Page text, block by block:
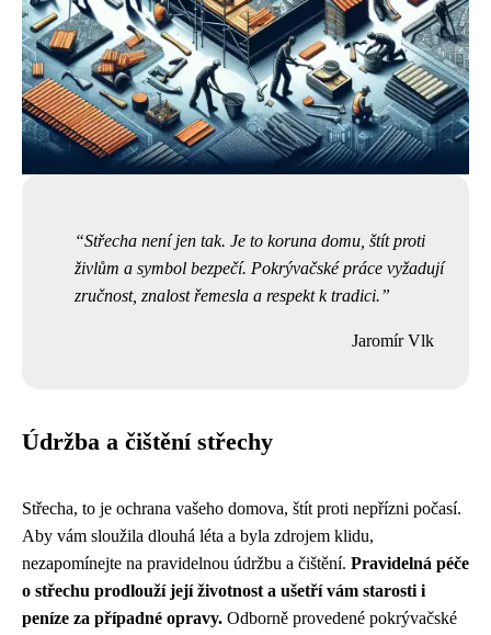
Střecha není jen tak. Je to koruna domu, štít proti
živlům a symbol bezpečí. Pokrývačské práce vyžadují
zručnost, znalost řemesla a respekt k tradici.
Jaromír Vlk
Údržba a čištění střechy
Střecha, to je ochrana vašeho domova, štít proti nepřízni počasí.
Aby vám sloužila dlouhá léta a byla zdrojem klidu,
nezapomínejte na pravidelnou údržbu a čištění. Pravidelná péče
o střechu prodlouží její životnost a ušetří vám starosti i
peníze za případné opravy. Odborně provedené pokrývačské